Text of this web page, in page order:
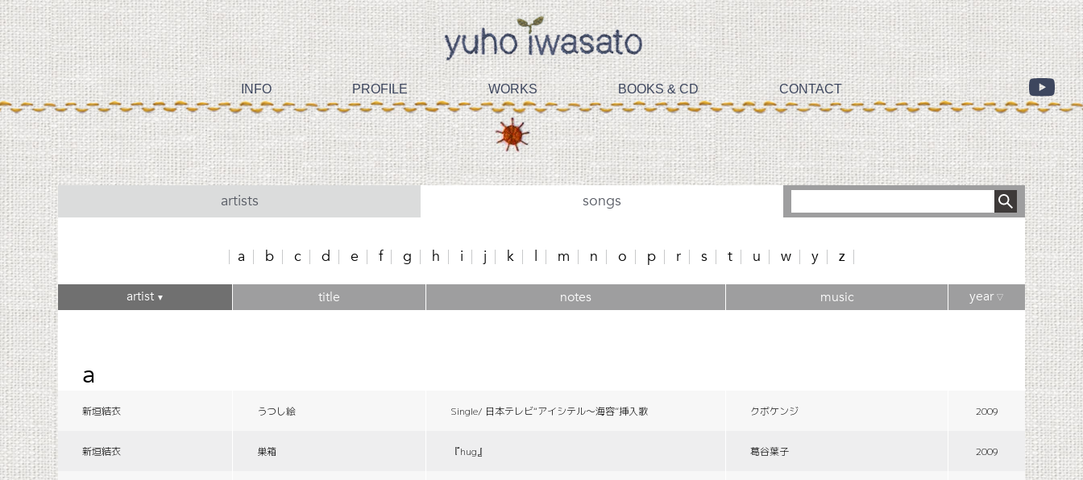
INFO PROFILE WORKS BOOKS & CD CONTACT
artists songs
a b c d e f g h i j k l m n o p r s t u w y z
artist▼ title notes music year▽
a
新垣結衣 うつし絵 Single/ 日本テレビ“アイシテル〜海容”挿入歌 クボケンジ 2009
新垣結衣 巣箱 『hug』 葛谷葉子 2009